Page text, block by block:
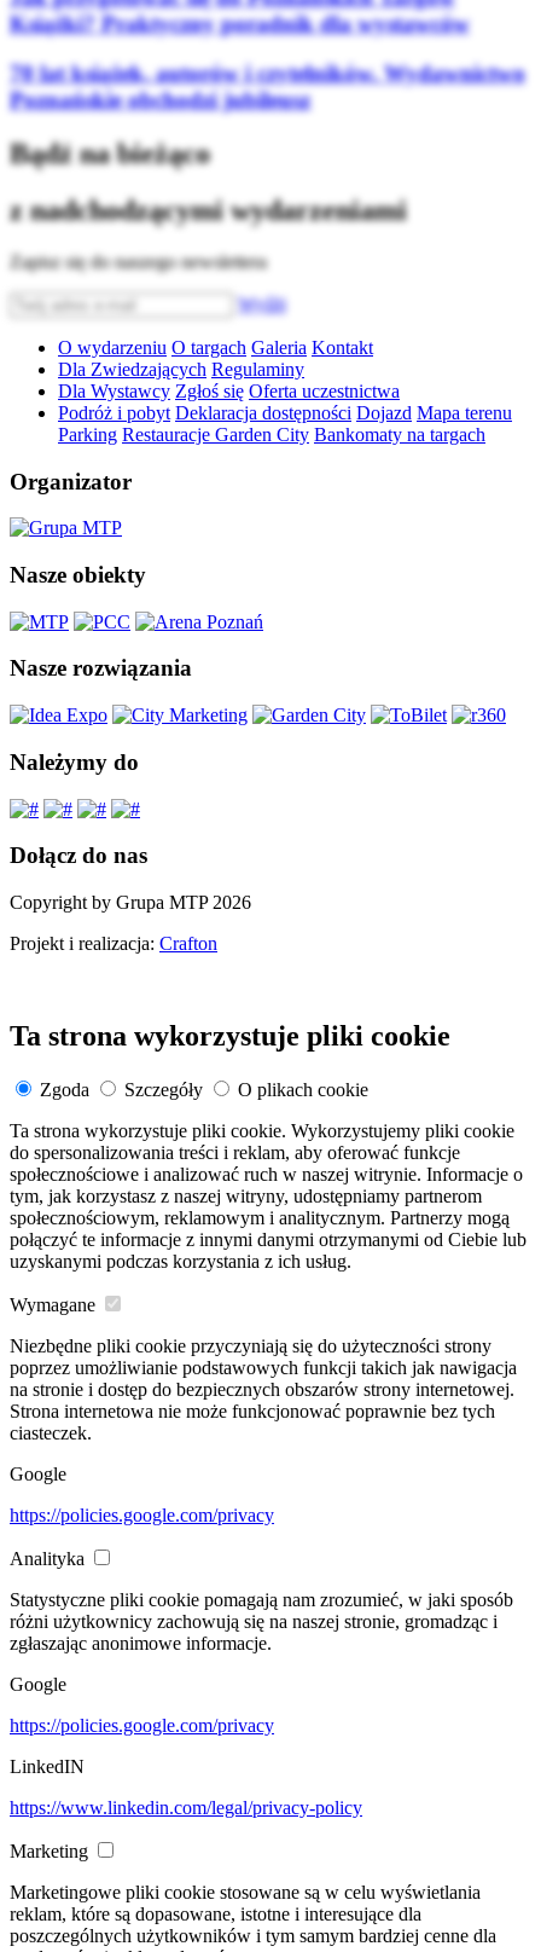
Książki? Praktyczny poradnik dla wystawców
70 lat książek, autorów i czytelników. Wydawnictwo
Poznańskie obchodzi jubileusz
Bądź na bieżąco
z nadchodzącymi wydarzeniami
Zapisz się do naszego newslettera
Wyślij
O wydarzeniu O targach Galeria Kontakt
Dla Zwiedzających Regulaminy
Dla Wystawcy Zgłoś się Oferta uczestnictwa
Podróż i pobyt Deklaracja dostępności Dojazd Mapa terenu
Parking Restauracje Garden City Bankomaty na targach
Organizator
Nasze obiekty
Nasze rozwiązania
Należymy do
Dołącz do nas
Copyright by Grupa MTP 2026
Projekt i realizacja: Crafton
Ta strona wykorzystuje pliki cookie
Zgoda Szczegóły
O plikach cookie
Ta strona wykorzystuje pliki cookie. Wykorzystujemy pliki cookie
do spersonalizowania treści i reklam, aby oferować funkcje
społecznościowe i analizować ruch w naszej witrynie. Informacje o
tym, jak korzystasz z naszej witryny, udostępniamy partnerom
społecznościowym, reklamowym i analitycznym. Partnerzy mogą
połączyć te informacje z innymi danymi otrzymanymi od Ciebie lub
uzyskanymi podczas korzystania z ich usług.
Wymagane
Niezbędne pliki cookie przyczyniają się do użyteczności strony
poprzez umożliwianie podstawowych funkcji takich jak nawigacja
na stronie i dostęp do bezpiecznych obszarów strony internetowej.
Strona internetowa nie może funkcjonować poprawnie bez tych
ciasteczek.
Google
https://policies.google.com/privacy
Analityka
Statystyczne pliki cookie pomagają nam zrozumieć, w jaki sposób
różni użytkownicy zachowują się na naszej stronie, gromadząc i
zgłaszając anonimowe informacje.
Google
https://policies.google.com/privacy
LinkedIN
https://www.linkedin.com/legal/privacy-policy
Marketing
Marketingowe pliki cookie stosowane są w celu wyświetlania
reklam, które są dopasowane, istotne i interesujące dla
poszczególnych użytkowników i tym samym bardziej cenne dla